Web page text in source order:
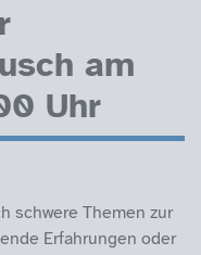
am
Uhr
schwere Themen zur
Erfahrungen oder